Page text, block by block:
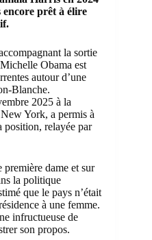
encore prêt à élire
la sortie
Obama est
autour d’une
Blanche.
2025 à la
York, a permis à
position, relayée par
première dame et sur
la politique
que le pays n’était
à une femme.
infructueuse de
son propos.